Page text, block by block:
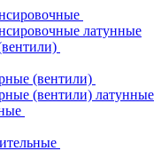
латунные
(вентили)
(вентили) латунные